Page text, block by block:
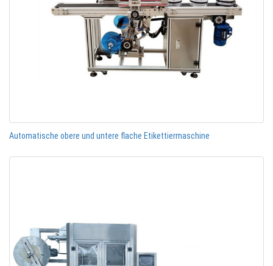
Automatische obere und untere flache Etikettiermaschine